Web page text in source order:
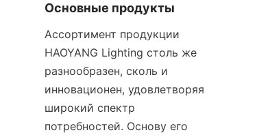
Основные продукты
Ассортимент продукции
HAOYANG Lighting столь же
разнообразен, сколь и
инновационен, удовлетворяя
широкий спектр
потребностей. Основу его